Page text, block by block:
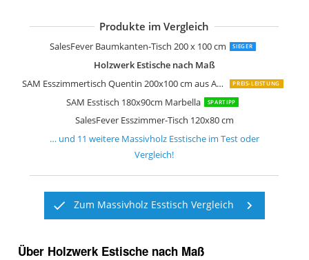
Produkte im Vergleich
SalesFever Baumkanten-Tisch 200 x 100 cm SIEGER
Holzwerk Estische nach Maß
SAM Esszimmertisch Quentin 200x100 cm aus Akazie-Holz
PREIS-LEISTUNG
SAM Esstisch 180x90cm Marbella SPARTIPP
SalesFever Esszimmer-Tisch 120x80 cm
SAM Baumkantentisch 180 x 90 cm
SAM Esstisch 200x100cm Marbella
Terra Home Baumkantentisch Jarven
SIT Tisch mit Baumkante Gestell
SIT Tisch mit Baumkante Gestell
SAM Esszimmertisch 180x90 cm
… und 11 weitere Massivholz Esstischeim Test oder
Vergleich!
Zum Massivholz Esstisch Vergleich
Über Holzwerk Estische nach Maß